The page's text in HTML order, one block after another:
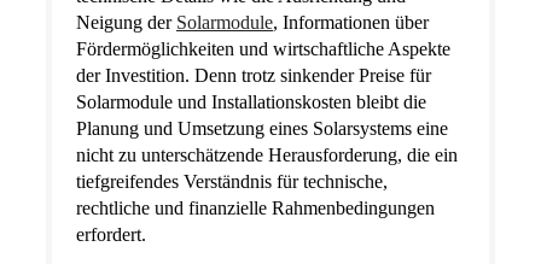
Neigung der Solarmodule, Informationen über
Fördermöglichkeiten und wirtschaftliche Aspekte
der Investition. Denn trotz sinkender Preise für
Solarmodule und Installationskosten bleibt die
Planung und Umsetzung eines Solarsystems eine
nicht zu unterschätzende Herausforderung, die ein
tiefgreifendes Verständnis für technische,
rechtliche und finanzielle Rahmenbedingungen
erfordert.